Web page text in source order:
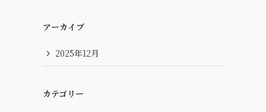
アーカイブ
2025年12月
カテゴリー